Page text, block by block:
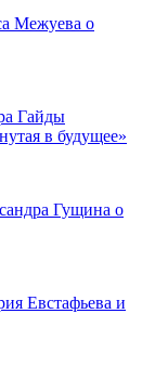
Межуева о
Гайды
в будущее»
Гущина о
Евстафьева и